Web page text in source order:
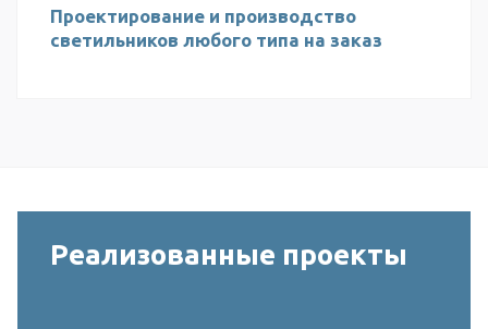
Проектирование и производство
светильников любого типа на заказ
Реализованные проекты